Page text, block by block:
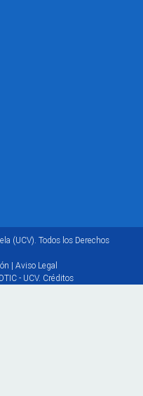
(UCV). Todos los Derechos
| Aviso Legal
- UCV. Créditos